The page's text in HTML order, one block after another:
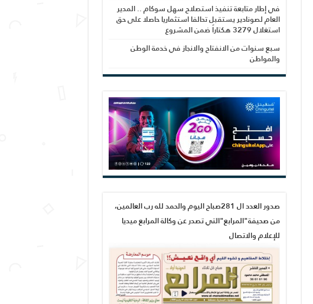
في إطار متابعة تنفيذ استصلاح سهل سوكام .. المدير
العام لصونادير يستقبل تحالفا استثماريا حاصلا على حق
استغلال 3279 هكتاراً ضمن المشروع
سبع سنوات من الانفتاح والانجاز في خدمة الوطن
والمواطن
صدور العدد ال 281صباح اليوم والحمد لله رب العالمين،
من صحيفة"المرابع"التي تصدر عن وكالة المرابع ميديا
للإعلام والاتصال